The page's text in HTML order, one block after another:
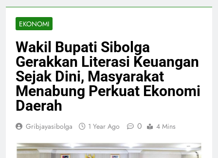
EKONOMI
Wakil Bupati Sibolga
Gerakkan Literasi Keuangan
Sejak Dini, Masyarakat
Menabung Perkuat Ekonomi
Daerah
Gribjayasibolga 1 Year Ago 0 4 Mins